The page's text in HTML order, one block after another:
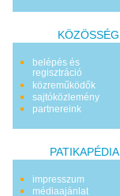
KÖZÖSSÉG
belépés és
regisztráció
közreműködők
sajtóközlemény
partnereink
PATIKAPÉDIA
impresszum
médiaajánlat